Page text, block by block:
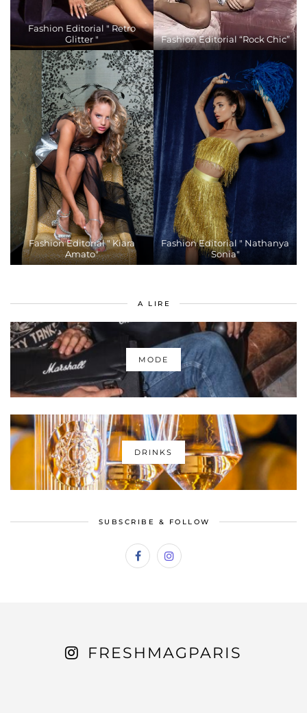
Fashion Editorial " Retro
Glitter "
Fashion Editorial “Rock Chic”
Fashion Editorial " Kiara
Amato"
Fashion Editorial " Nathanya
Sonia"
A LIRE
MODE
DRINKS
SUBSCRIBE & FOLLOW
FRESHMAGPARIS